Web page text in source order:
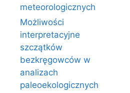
meteorologicznych
Możliwości
interpretacyjne
szczątków
bezkręgowców w
analizach
paleoekologicznych